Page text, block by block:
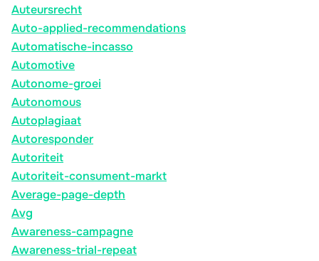
Auteursrecht
Auto-applied-recommendations
Automatische-incasso
Automotive
Autonome-groei
Autonomous
Autoplagiaat
Autoresponder
Autoriteit
Autoriteit-consument-markt
Average-page-depth
Avg
Awareness-campagne
Awareness-trial-repeat